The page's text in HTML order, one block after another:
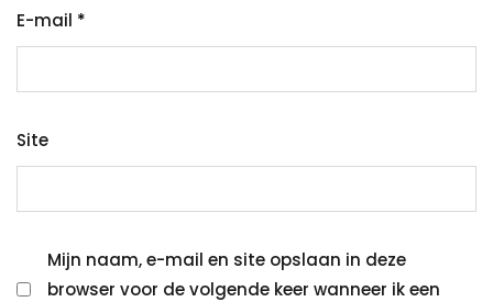
E-mail *
Site
Mijn naam, e-mail en site opslaan in deze
browser voor de volgende keer wanneer ik een